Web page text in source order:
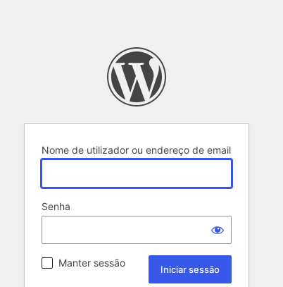
Nome de utilizador ou endereço de email
Senha
Manter sessão